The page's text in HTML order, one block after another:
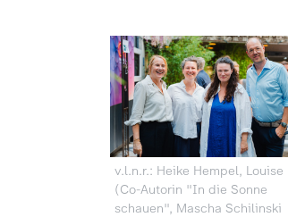
v.l.n.r.: Heike Hempel, Louise
(Co-Autorin "In die Sonne
schauen", Mascha Schilinski